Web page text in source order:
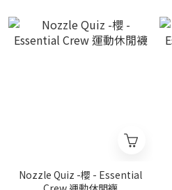
Nozzle Quiz -櫻 - Essential